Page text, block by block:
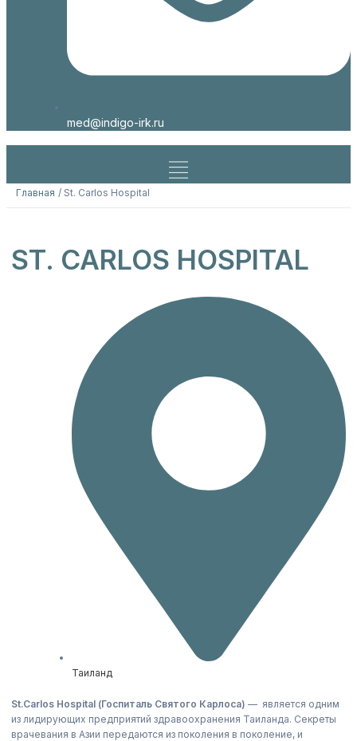
med@indigo-irk.ru
Главная St. Carlos Hospital
ST. CARLOS HOSPITAL
Таиланд
St.Carlos Hospital (Госпиталь Святого Карлоса) — является одним
из лидирующих предприятий здравоохранения Таиланда. Секреты
врачевания в Азии передаются из поколения в поколение, и